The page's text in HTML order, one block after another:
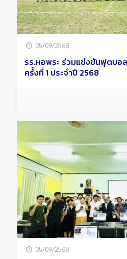
05/09/2568
รร.หอพระ ร่วมแข่งขันฟุตบอ
ครั้งที่ 1 ประจำปี 2568
05/09/2568